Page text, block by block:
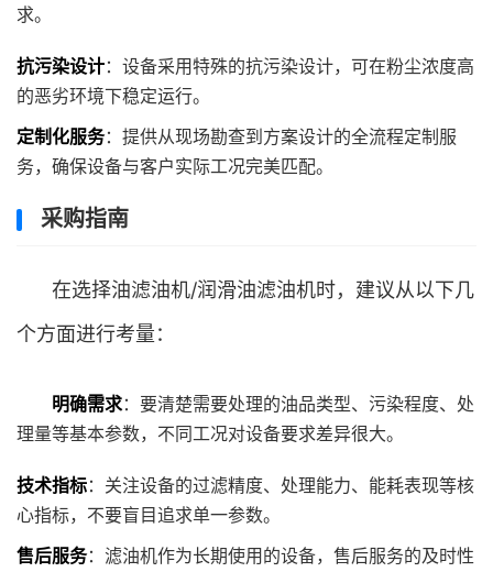
求。
抗污染设计：设备采用特殊的抗污染设计，可在粉尘浓度高
的恶劣环境下稳定运行。
定制化服务：提供从现场勘查到方案设计的全流程定制服
务，确保设备与客户实际工况完美匹配。
采购指南
在选择油滤油机/润滑油滤油机时，建议从以下几
个方面进行考量：
明确需求：要清楚需要处理的油品类型、污染程度、处
理量等基本参数，不同工况对设备要求差异很大。
技术指标：关注设备的过滤精度、处理能力、能耗表现等核
心指标，不要盲目追求单一参数。
售后服务：滤油机作为长期使用的设备，售后服务的及时性